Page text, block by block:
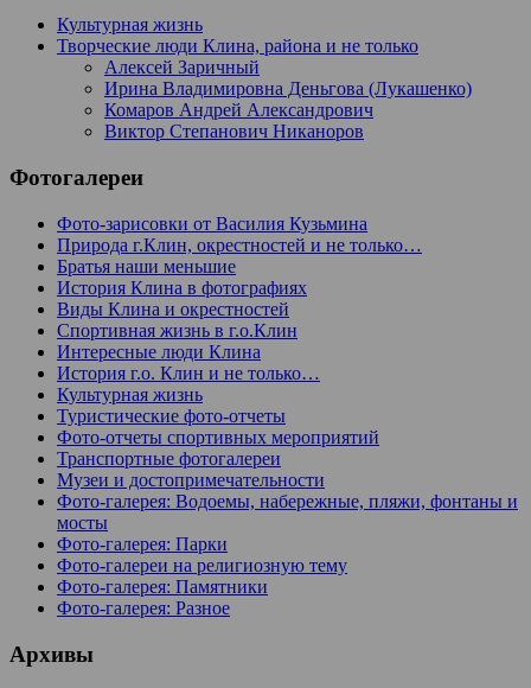
Культурная жизнь
Творческие люди Клина, района и не только
Алексей Заричный
Ирина Владимировна Деньгова (Лукашенко)
Комаров Андрей Александрович
Виктор Степанович Никаноров
Фотогалереи
Фото-зарисовки от Василия Кузьмина
Природа г.Клин, окрестностей и не только…
Братья наши меньшие
История Клина в фотографиях
Виды Клина и окрестностей
Спортивная жизнь в г.о.Клин
Интересные люди Клина
История г.о. Клин и не только…
Культурная жизнь
Туристические фото-отчеты
Фото-отчеты спортивных мероприятий
Транспортные фотогалереи
Музеи и достопримечательности
Фото-галерея: Водоемы, набережные, пляжи, фонтаны и
мосты
Фото-галерея: Парки
Фото-галереи на религиозную тему
Фото-галерея: Памятники
Фото-галерея: Разное
Архивы